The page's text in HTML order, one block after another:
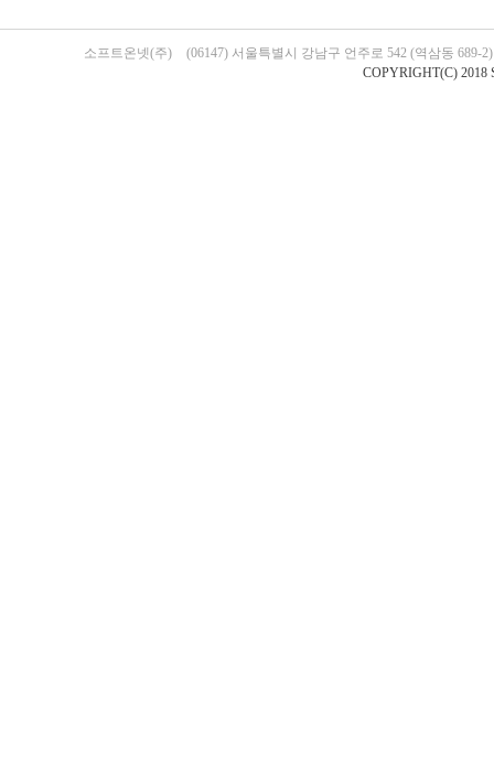
소프트온넷(주)
(06147) 서울특별시 강남구 언주로 542 (역삼동 689-
COPYRIGHT(C) 2018